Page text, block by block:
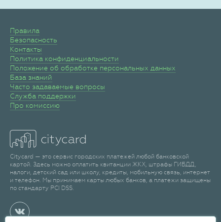
Правила
Безопасность
Контакты
Политика конфиденциальности
Положение об обработке персональных данных
База знаний
Часто задаваемые вопросы
Служба поддержки
Про комиссию
Citycard — это сервис городских платежей любой банковской
картой. Здесь можно оплатить квитанции ЖКХ, штрафы ГИБДД,
налоги, детский сад или школу, кредиты, мобильную связь, интернет
и телефон. Мы принимаем карты любых банков, а платежи защищены
по стандарту PCI DSS.